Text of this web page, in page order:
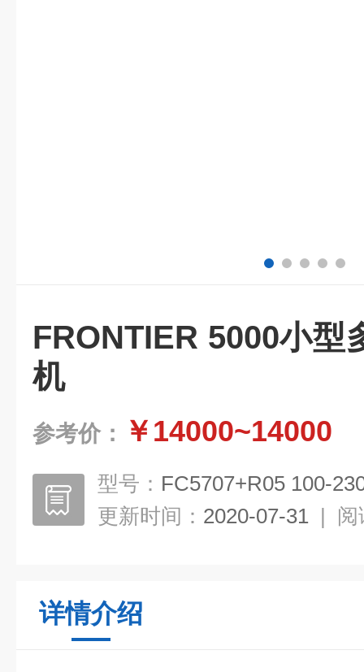
FRONTIER 5000小型
机
参考价： ￥14000~14000
型号： FC5707+R05 100-
更新时间： 2020-07-31 | 阅
详情介绍